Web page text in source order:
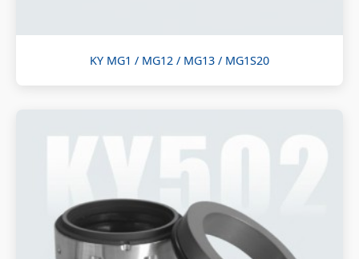
KY MG1 / MG12 / MG13 / MG1S20